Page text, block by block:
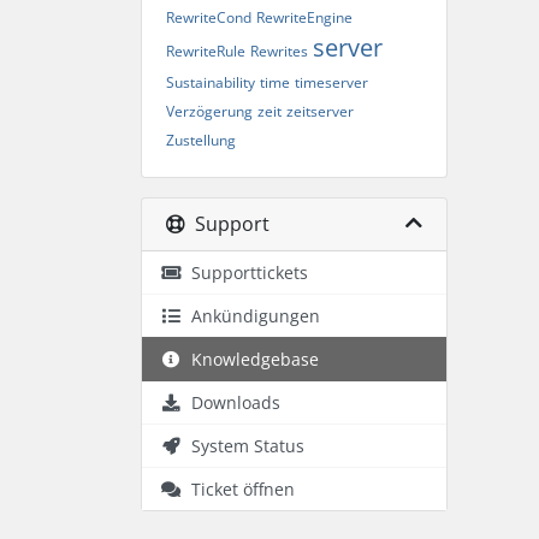
RewriteCond RewriteEngine
RewriteRule Rewrites server
Sustainability time timeserver
Verzögerung zeit zeitserver
Zustellung
Support
Supporttickets
Ankündigungen
Knowledgebase
Downloads
System Status
Ticket öffnen